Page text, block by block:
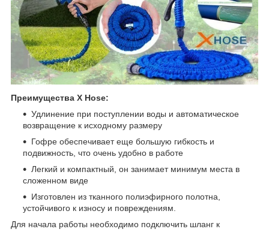
Преимущества X Hosе:
Удлинение при поступлении воды и автоматическое
возвращение к исходному размеру
Гофре обеспечивает еще большую гибкость и
подвижность, что очень удобно в работе
Легкий и компактный, он занимает минимум места в
сложенном виде
Изготовлен из тканного полиэфирного полотна,
устойчивого к износу и повреждениям.
Для начала работы необходимо подключить шланг к